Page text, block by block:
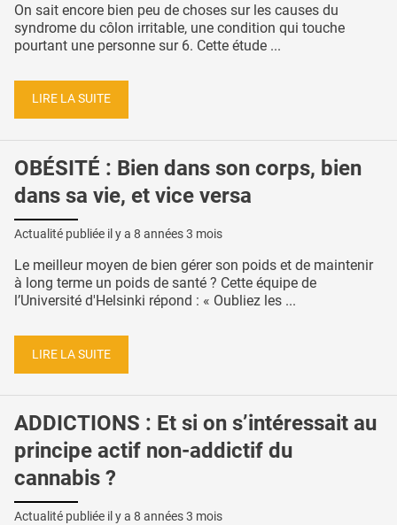
On sait encore bien peu de choses sur les causes du
syndrome du côlon irritable, une condition qui touche
pourtant une personne sur 6. Cette étude ...
LIRE LA SUITE
OBÉSITÉ : Bien dans son corps, bien
dans sa vie, et vice versa
Actualité publiée il y a 8 années 3 mois
Le meilleur moyen de bien gérer son poids et de maintenir
à long terme un poids de santé ? Cette équipe de
l’Université d'Helsinki répond : « Oubliez les ...
LIRE LA SUITE
ADDICTIONS : Et si on s’intéressait au
principe actif non-addictif du
cannabis ?
Actualité publiée il y a 8 années 3 mois